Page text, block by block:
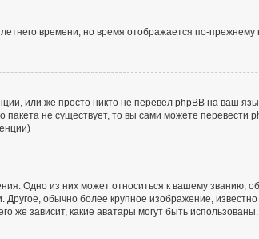
времени, но время отображается по-
или же просто никто не перевёл phpBB на ваш
пакета не существует, то вы сами можете
Одно из них может относиться к вашему званию,
обычно более крупное изображение,
же зависит, какие аватары могут быть